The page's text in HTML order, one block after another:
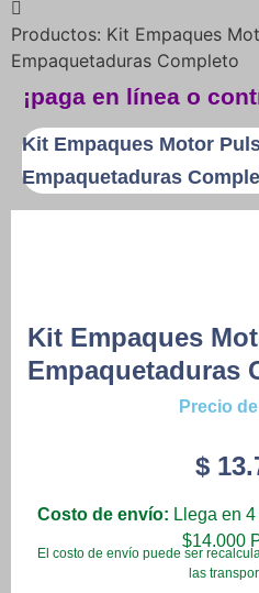
Productos: Kit Empaques
Empaquetaduras Completo
¡paga en línea o
Kit Empaques Motor
Empaquetaduras
Kit Empaques
Empaquetaduras
Precio
$
Costo de envío: Llega en
$14.000
El costo de envío puede ser
las